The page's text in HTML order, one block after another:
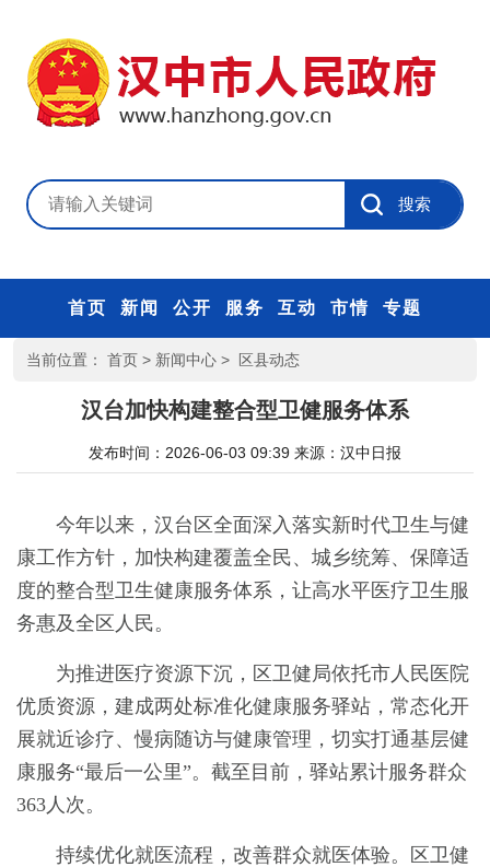
首页 新闻 公开 服务 互动 市情 专题
当前位置： 首页 > 新闻中心 > 区县动态
汉台加快构建整合型卫健服务体系
发布时间：2026-06-03 09:39 来源： 汉中日报
今年以来，汉台区全面深入落实新时代卫生与健
康工作方针，加快构建覆盖全民、城乡统筹、保障适
度的整合型卫生健康服务体系，让高水平医疗卫生服
务惠及全区人民。
为推进医疗资源下沉，区卫健局依托市人民医院
优质资源，建成两处标准化健康服务驿站，常态化开
展就近诊疗、慢病随访与健康管理，切实打通基层健
康服务“最后一公里”。截至目前，驿站累计服务群众
363人次。
持续优化就医流程，改善群众就医体验。区卫健